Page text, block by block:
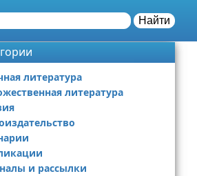
Найти
литература
литература
и рассылки